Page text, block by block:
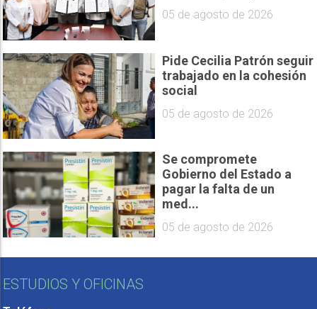
05 de agosto de 2026
Pide Cecilia Patrón seguir
trabajado en la cohesión
social
05 de agosto de 2026
Se compromete
Gobierno del Estado a
pagar la falta de un
med...
05 de agosto de 2026
ESTUDIOS Y OFICINAS